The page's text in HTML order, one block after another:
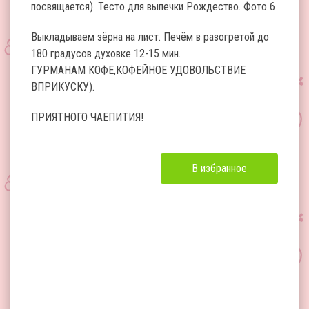
посвящается). Тесто для выпечки Рождество. Фото 6
Выкладываем зёрна на лист. Печём в разогретой до
180 градусов духовке 12-15 мин.
ГУРМАНАМ КОФЕ,КОФЕЙНОЕ УДОВОЛЬСТВИЕ
ВПРИКУСКУ).
ПРИЯТНОГО ЧАЕПИТИЯ!
В избранное